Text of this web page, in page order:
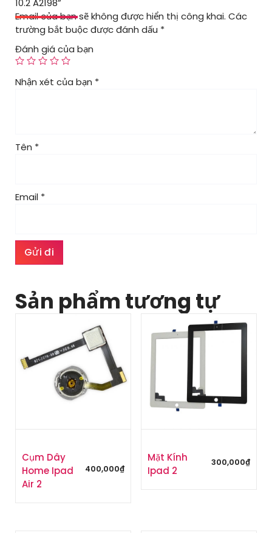
10.2 A2198”
Email của bạn sẽ không được hiển thị công khai. Các
trường bắt buộc được đánh dấu *
Đánh giá của bạn
Nhận xét của bạn *
Tên *
Email *
Sản phẩm tương tự
Cụm Dây
Home Ipad
Air 2
400,000₫
Mặt Kính
Ipad 2
300,000₫